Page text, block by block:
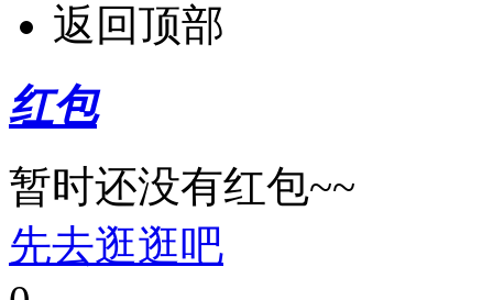
返回顶部
红包
暂时还没有红包~~
先去逛逛吧